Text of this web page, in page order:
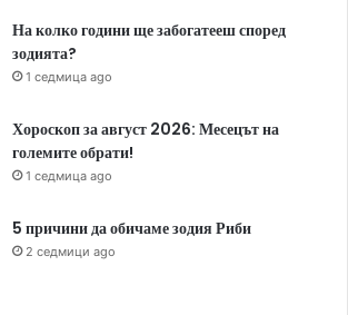
На колко години ще забогатееш според
зодията?
1 седмица ago
Хороскоп за август 2026: Месецът на
големите обрати!
1 седмица ago
5 причини да обичаме зодия Риби
2 седмици ago